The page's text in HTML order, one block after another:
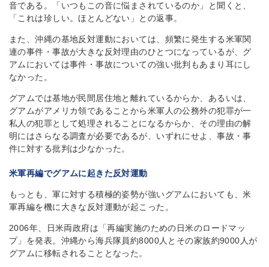
音である。「いつもこの音に悩まされているのか」と聞くと、
「これは珍しい。ほとんどない」との返事。
また、沖縄の基地反対運動においては、頻繁に発生する米軍関
連の事件・事故が大きな反対理由のひとつになっているが、グ
アムにおいては事件・事故についての強い批判もあまり耳にし
なかった。
グアムでは基地が民間居住地と離れているからか、あるいは、
グアムがアメリカ領であることから米軍人の公務外の犯罪が一
私人の犯罪として処理されることになるからか、その理由の解
明にはさらなる調査が必要であるが、いずれにせよ、事故・事
件に対する批判は少なかった。
米軍再編でグアムに起きた反対運動
もっとも、軍に対する積極的姿勢が強いグアムにおいても、米
軍再編を機に大きな反対運動が起こった。
2006年、日米両政府は「再編実施のための日米のロードマッ
プ」を発表。沖縄から海兵隊員約8000人とその家族約9000人が
グアムに移転されることとなった。